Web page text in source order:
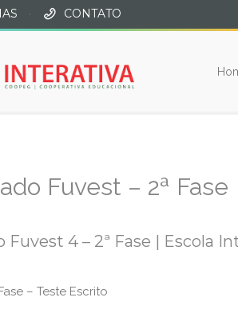
· CONTATO
Fuvest – 2ª Fase
Fuvest 4 – 2ª Fase | Escola
– Teste Escrito